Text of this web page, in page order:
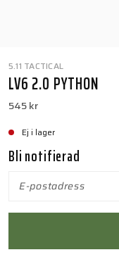
5.11 TACTICAL
LV6 2.0 PYTHON
545 kr
Ej i lager
Bli notifierad